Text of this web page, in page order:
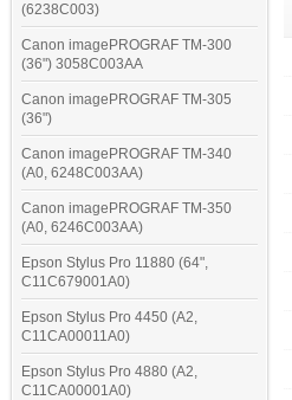
(6238C003)
Canon imagePROGRAF TM-300
(36") 3058C003AA
Canon imagePROGRAF TM-305
(36")
Canon imagePROGRAF TM-340
(A0, 6248C003AA)
Canon imagePROGRAF TM-350
(A0, 6246C003AA)
Epson Stylus Pro 11880 (64",
C11C679001A0)
Epson Stylus Pro 4450 (A2,
C11CA00011A0)
Epson Stylus Pro 4880 (A2,
C11CA00001A0)